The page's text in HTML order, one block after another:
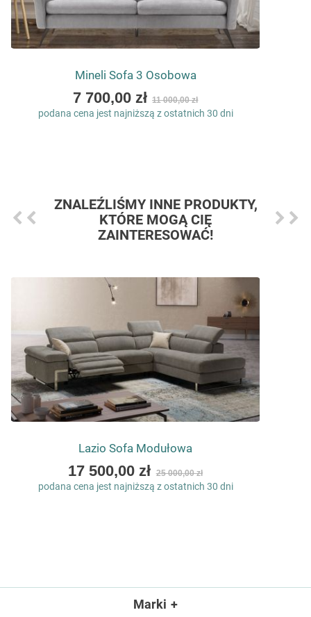
Mineli Sofa 3 Osobowa
As
low
7 700,00 zł 11 000,00 zł
podana cena jest najniższą z ostatnich 30 dni
ZNALEŹLIŚMY INNE PRODUKTY,
KTÓRE MOGĄ CIĘ
ZAINTERESOWAĆ!
Lazio Sofa Modułowa
As
low
17 500,00 zł 25 000,00 zł
podana cena jest najniższą z ostatnich 30 dni
Marki